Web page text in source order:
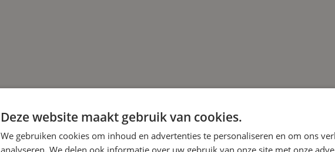
Deze website maakt gebruik van cookies.
We gebruiken cookies om inhoud en advertenties te personaliseren en om ons
analyseren. We delen ook informatie over uw gebruik van onze site met onze